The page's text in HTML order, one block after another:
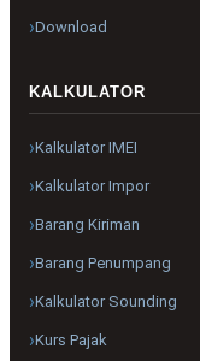
Download
KALKULATOR
Kalkulator IMEI
Kalkulator Impor
Barang Kiriman
Barang Penumpang
Kalkulator Sounding
Kurs Pajak